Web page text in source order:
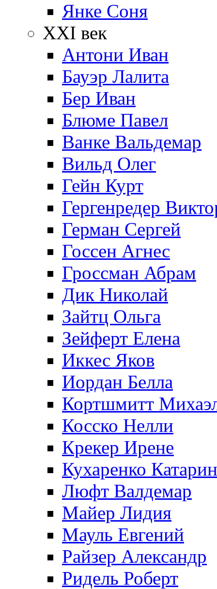
Янке Соня
XXI век
Антони Иван
Бауэр Лалита
Бер Иван
Блюме Павел
Ванке Вальдемар
Вильд Олег
Гейн Курт
Гергенредер
Герман Сергей
Госсен Агнес
Гроссман Абрам
Дик Николай
Зайтц Ольга
Зейферт Елена
Иккес Яков
Иордан Белла
Кортшмитт
Косско Нелли
Крекер Ирене
Кухаренко
Люфт Валдемaр
Майер Лидия
Мауль Евгений
Райзер Александр
Ридель Роберт